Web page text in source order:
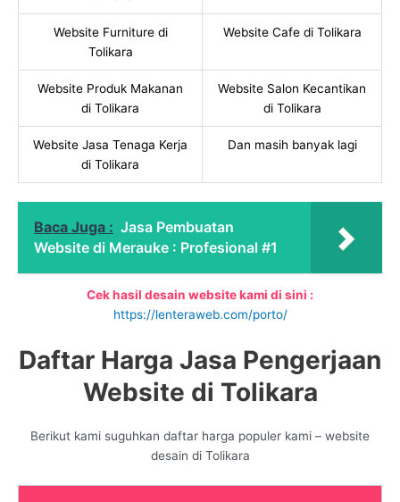
Website Furniture di
Tolikara
Website Cafe di Tolikara
Website Produk Makanan
di Tolikara
Website Salon Kecantikan
di Tolikara
Website Jasa Tenaga Kerja
di Tolikara
Dan masih banyak lagi
Baca Juga : Jasa Pembuatan
Website di Merauke : Profesional #1
Cek hasil desain website kami di sini :
https://lenteraweb.com/porto/
Daftar Harga Jasa Pengerjaan
Website di Tolikara
Berikut kami suguhkan daftar harga populer kami – website
desain di Tolikara